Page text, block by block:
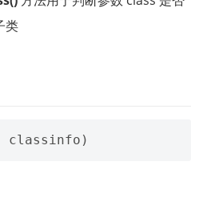
类
classinfo )